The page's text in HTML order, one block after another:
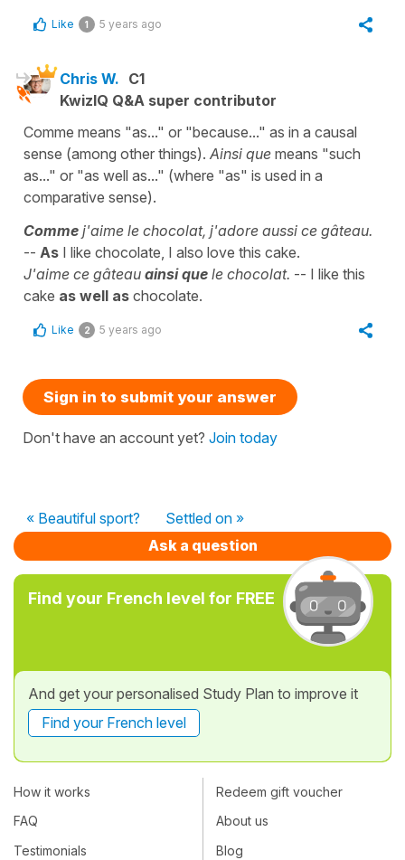
Like 1 5 years ago
Chris W. C1
KwizIQ Q&A super contributor
Comme means "as..." or "because..." as in a causal
sense (among other things). Ainsi que means "such
as..." or "as well as..." (where "as" is used in a
comparative sense).
Comme j'aime le chocolat, j'adore aussi ce gâteau.
-- As I like chocolate, I also love this cake.
J'aime ce gâteau ainsi que le chocolat. -- I like this
cake as well as chocolate.
Like 2 5 years ago
Sign in to submit your answer
Don't have an account yet? Join today
« Beautiful sport?
Settled on »
Ask a question
Find your French level for FREE
And get your personalised Study Plan to improve it
Find your French level
How it works
FAQ
Testimonials
Redeem gift voucher
About us
Blog